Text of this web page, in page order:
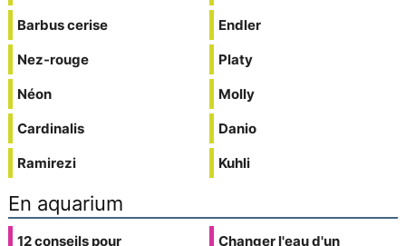
Barbus cerise
Nez-rouge
Néon
Cardinalis
Ramirezi
Endler
Platy
Molly
Danio
Kuhli
En aquarium
12 conseils pour
Changer l'eau d'un